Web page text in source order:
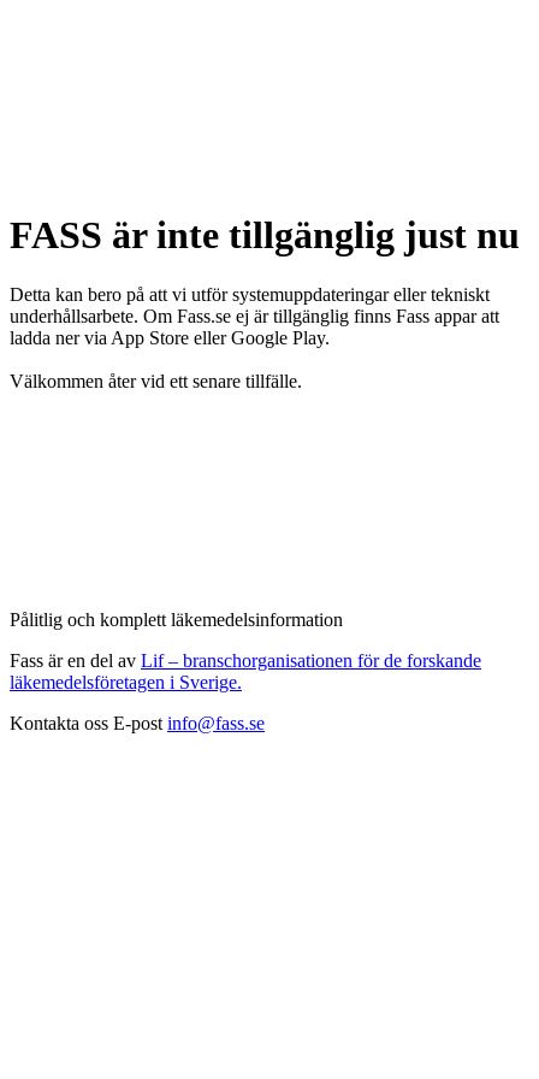
FASS är inte tillgänglig just nu
Detta kan bero på att vi utför systemuppdateringar eller tekniskt
underhållsarbete. Om Fass.se ej är tillgänglig finns Fass appar att
ladda ner via App Store eller Google Play.
Välkommen åter vid ett senare tillfälle.
Pålitlig och komplett läkemedelsinformation
Fass är en del av Lif – branschorganisationen för de forskande
läkemedelsföretagen i Sverige.
Kontakta oss E-post info@fass.se